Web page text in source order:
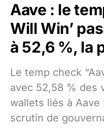
Aave : le
Will Win’
à 52,6 %, la
Le temp check
avec 52,58 % des
wallets liés à Aave
scrutin de